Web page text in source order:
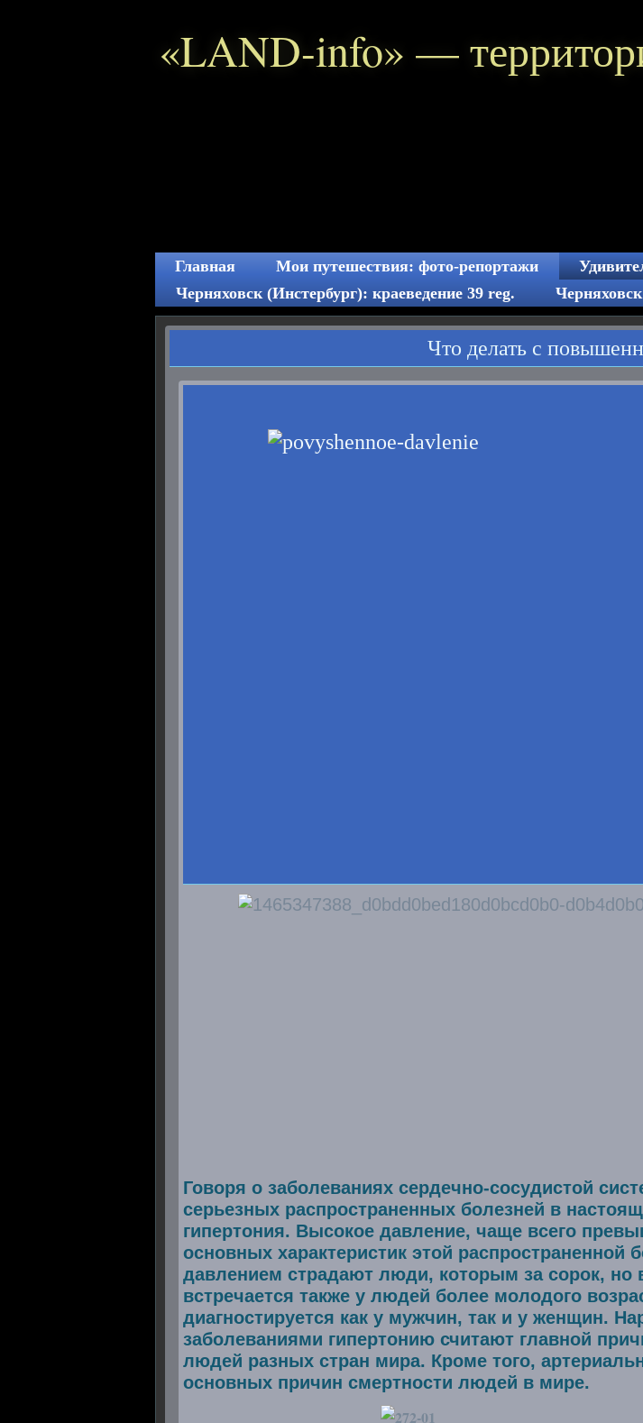
«LAND-info» —
Главная Мои путешествия: фото-репортажи
Черняховск (Инстербург): краеведение 39 reg.
Что делать с
Говоря о заболеваниях сердечно-сосудистой
серьезных распространенных болезней в
гипертония. Высокое давление, чаще всего
основных характеристик этой
давлением страдают люди, которым за сорок, но
встречается также у людей более молодого
диагностируется как у мужчин, так и у женщин.
заболеваниями гипертонию считают главной
людей разных стран мира. Кроме того,
основных причин смертности людей в мире.